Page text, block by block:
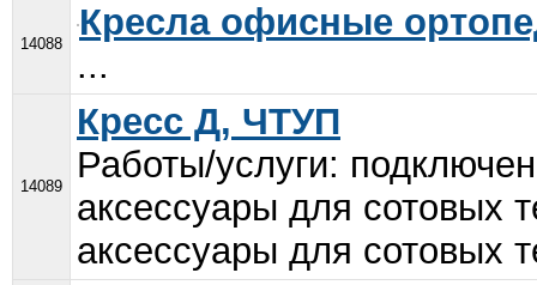
14088
Кресла офисные
...
14089
Кресс Д, ЧТУП
Работы/услуги:
аксессуары для сотовых
аксессуары для сотовых